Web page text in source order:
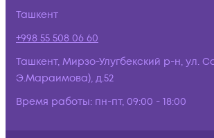
Ташкент
+998 55 508 06 60
Ташкент, Мирзо-Улугбекский р-н, ул.
Э.Мараимова), д.52
Время работы: пн-пт, 09:00 - 18:00